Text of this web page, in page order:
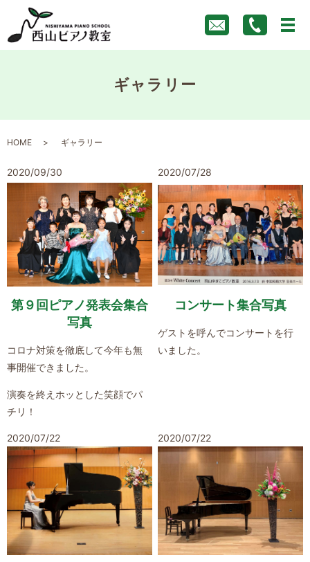
ギャラリー
HOME ギャラリー
2020/09/30
第９回ピアノ発表会集合
写真
コロナ対策を徹底して今年も無
事開催できました。
演奏を終えホッとした笑顔でパ
チリ！
2020/07/28
コンサート集合写真
ゲストを呼んでコンサートを行
いました。
2020/07/22 2020/07/22